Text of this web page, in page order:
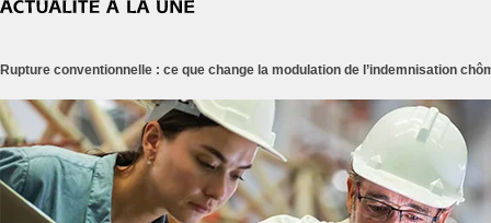
Rupture conventionnelle : ce que change la modulation de l’indemnisation